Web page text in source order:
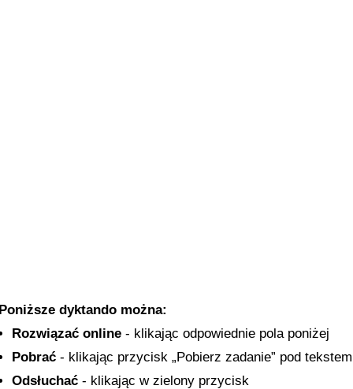
dyktando można:
Rozwiązać online - klikając odpowiednie pola poniżej
Pobrać - klikając przycisk „Pobierz zadanie” pod tekstem
Odsłuchać - klikając w zielony przycisk